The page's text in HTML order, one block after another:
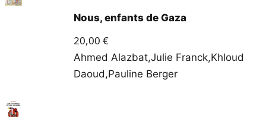
Nous, enfants de Gaza
20,00 €
Ahmed Alazbat,Julie Franck,Khloud
Daoud,Pauline Berger